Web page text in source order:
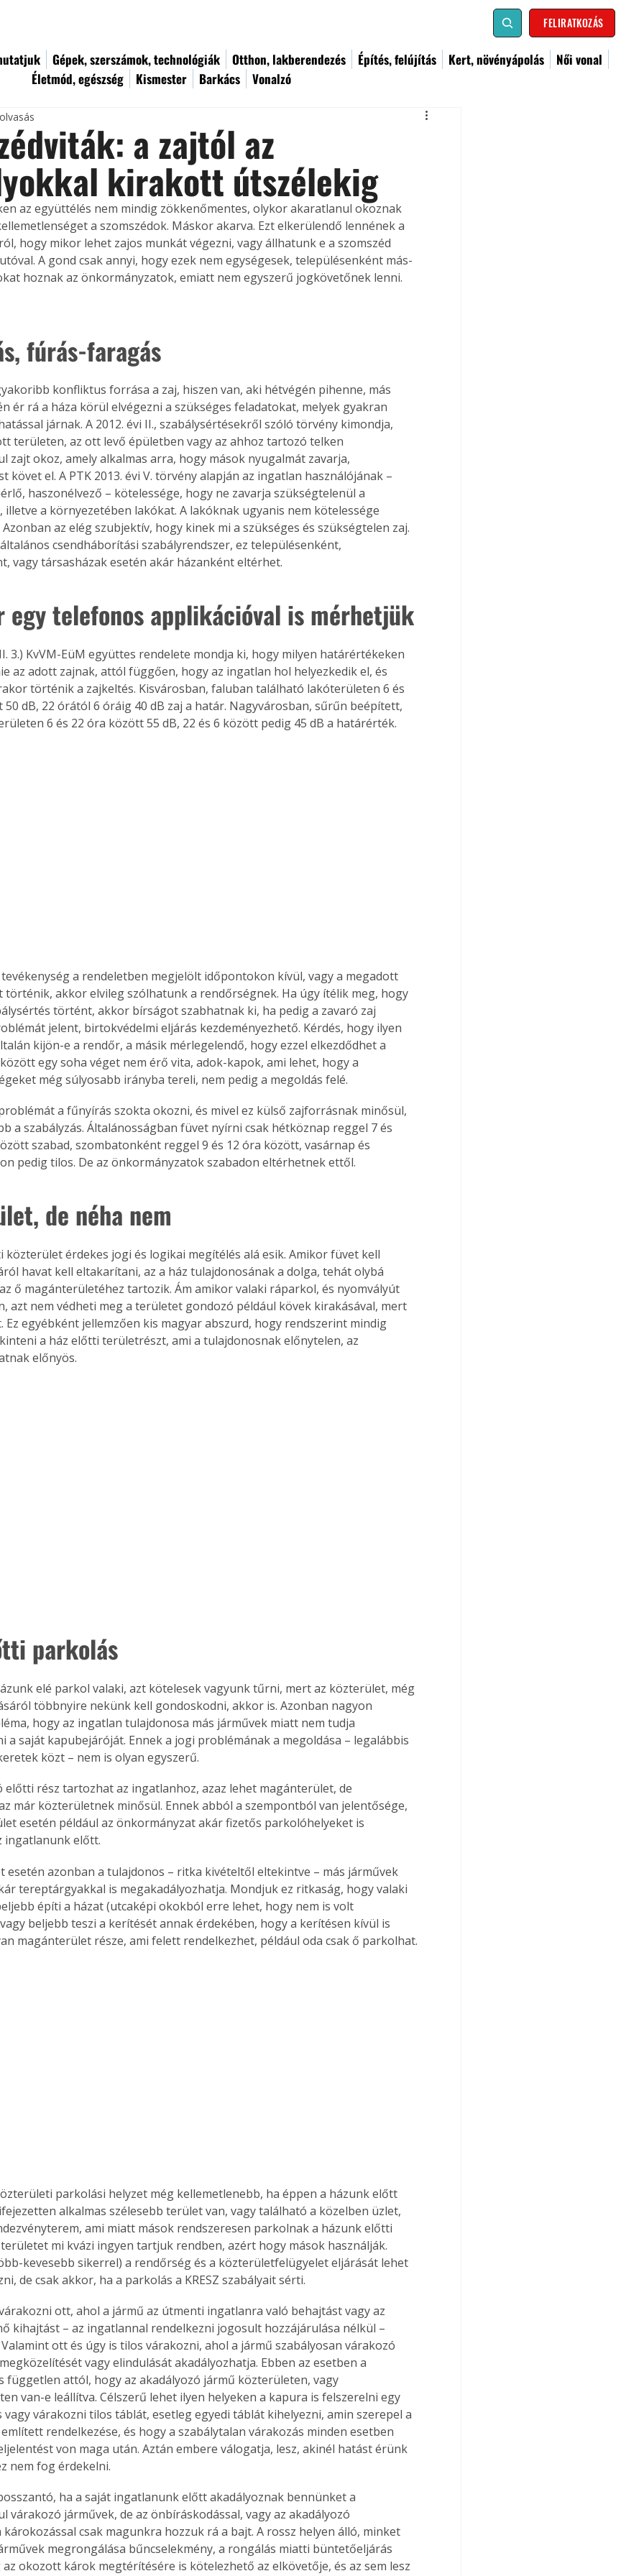
FELIRATKOZÁS
Gépek, szerszámok, technológiák Otthon, lakberendezés Építés, felújítás Kert, növényápolás
Női vonal
Életmód, egészség
Kismester Barkács Vonalzó
Együtt jobban megéri!
Gyógyító növények: a
természet kincsei az
a zajtól az
kirakott útszélekig
az együttélés nem mindig zökkenőmentes, olykor akaratlanul okoznak
a szomszédok. Máskor akarva. Ezt elkerülendő lennének a
hogy mikor lehet zajos munkát végezni, vagy állhatunk e a szomszéd
A gond csak annyi, hogy ezek nem egységesek, településenként más-
hoznak az önkormányzatok, emiatt nem egyszerű jogkövetőnek lenni.
fúrás-faragás
konfliktus forrása a zaj, hiszen van, aki hétvégén pihenne, más
ér rá a háza körül elvégezni a szükséges feladatokat, melyek gyakran
járnak. A 2012. évi II., szabálysértésekről szóló törvény kimondja,
területen, az ott levő épületben vagy az ahhoz tartozó telken
zajt okoz, amely alkalmas arra, hogy mások nyugalmát zavarja,
követ el. A PTK 2013. évi V. törvény alapján az ingatlan használójának –
haszonélvező – kötelessége, hogy ne zavarja szükségtelenül a
illetve a környezetében lakókat. A lakóknak ugyanis nem kötelessége
az elég szubjektív, hogy kinek mi a szükséges és szükségtelen zaj.
csendháborítási szabályrendszer, ez településenként,
vagy társasházak esetén akár házanként eltérhet.
egy telefonos applikációval is mérhetjük
3.) KvVM-EüM együttes rendelete mondja ki, hogy milyen határértékeken
az adott zajnak, attól függően, hogy az ingatlan hol helyezkedik el, és
történik a zajkeltés. Kisvárosban, faluban található lakóterületen 6 és
50 dB, 22 órától 6 óráig 40 dB zaj a határ. Nagyvárosban, sűrűn beépített,
6 és 22 óra között 55 dB, 22 és 6 között pedig 45 dB a határérték.
a rendeletben megjelölt időpontokon kívül, vagy a megadott
történik, akkor elvileg szólhatunk a rendőrségnek. Ha úgy ítélik meg, hogy
történt, akkor bírságot szabhatnak ki, ha pedig a zavaró zaj
jelent, birtokvédelmi eljárás kezdeményezhető. Kérdés, hogy ilyen
kijön-e a rendőr, a másik mérlegelendő, hogy ezzel elkezdődhet a
egy soha véget nem érő vita, adok-kapok, ami lehet, hogy a
még súlyosabb irányba tereli, nem pedig a megoldás felé.
a fűnyírás szokta okozni, és mivel ez külső zajforrásnak minősül,
a szabályzás. Általánosságban füvet nyírni csak hétköznap reggel 7 és
szabad, szombatonként reggel 9 és 12 óra között, vasárnap és
pedig tilos. De az önkormányzatok szabadon eltérhetnek ettől.
de néha nem
közterület érdekes jogi és logikai megítélés alá esik. Amikor füvet kell
havat kell eltakarítani, az a ház tulajdonosának a dolga, tehát olybá
ő magánterületéhez tartozik. Ám amikor valaki ráparkol, és nyomvályút
azt nem védheti meg a területet gondozó például kövek kirakásával, mert
Ez egyébként jellemzően kis magyar abszurd, hogy rendszerint mindig
a ház előtti területrészt, ami a tulajdonosnak előnytelen, az
előnyös.
parkolás
elé parkol valaki, azt kötelesek vagyunk tűrni, mert az közterület, még
többnyire nekünk kell gondoskodni, akkor is. Azonban nagyon
hogy az ingatlan tulajdonosa más járművek miatt nem tudja
a saját kapubejáróját. Ennek a jogi problémának a megoldása – legalábbis
közt – nem is olyan egyszerű.
előtti rész tartozhat az ingatlanhoz, azaz lehet magánterület, de
már közterületnek minősül. Ennek abból a szempontból van jelentősége,
esetén például az önkormányzat akár fizetős parkolóhelyeket is
ingatlanunk előtt.
esetén azonban a tulajdonos – ritka kivételtől eltekintve – más járművek
tereptárgyakkal is megakadályozhatja. Mondjuk ez ritkaság, hogy valaki
építi a házat (utcaképi okokból erre lehet, hogy nem is volt
beljebb teszi a kerítését annak érdekében, hogy a kerítésen kívül is
magánterület része, ami felett rendelkezhet, például oda csak ő parkolhat.
parkolási helyzet még kellemetlenebb, ha éppen a házunk előtt
alkalmas szélesebb terület van, vagy található a közelben üzlet,
ami miatt mások rendszeresen parkolnak a házunk előtti
mi kvázi ingyen tartjuk rendben, azért hogy mások használják.
kevesebb sikerrel) a rendőrség és a közterületfelügyelet eljárását lehet
de csak akkor, ha a parkolás a KRESZ szabályait sérti.
ott, ahol a jármű az útmenti ingatlanra való behajtást vagy az
kihajtást – az ingatlannal rendelkezni jogosult hozzájárulása nélkül –
ott és úgy is tilos várakozni, ahol a jármű szabályosan várakozó
vagy elindulását akadályozhatja. Ebben az esetben a
független attól, hogy az akadályozó jármű közterületen, vagy
van-e leállítva. Célszerű lehet ilyen helyeken a kapura is felszerelni egy
vagy várakozni tilos táblát, esetleg egyedi táblát kihelyezni, amin szerepel a
említett rendelkezése, és hogy a szabálytalan várakozás minden esetben
von maga után. Aztán embere válogatja, lesz, akinél hatást érünk
nem fog érdekelni.
ha a saját ingatlanunk előtt akadályoznak bennünket a
várakozó járművek, de az önbíráskodással, vagy az akadályozó
csak magunkra hozzuk rá a bajt. A rossz helyen álló, minket
megrongálása bűncselekmény, a rongálás miatti büntetőeljárás
okozott károk megtérítésére is kötelezhető az elkövetője, és az sem lesz